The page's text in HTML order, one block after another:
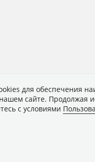
для обеспечения
сайте. Продолжая
с условиями